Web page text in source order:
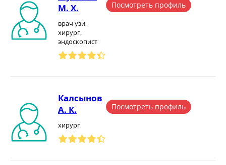
М. Х.
врач узи,
хирург,
эндоскопист
Посмотреть профиль
Калсынов
А. К.
хирург
Посмотреть профиль